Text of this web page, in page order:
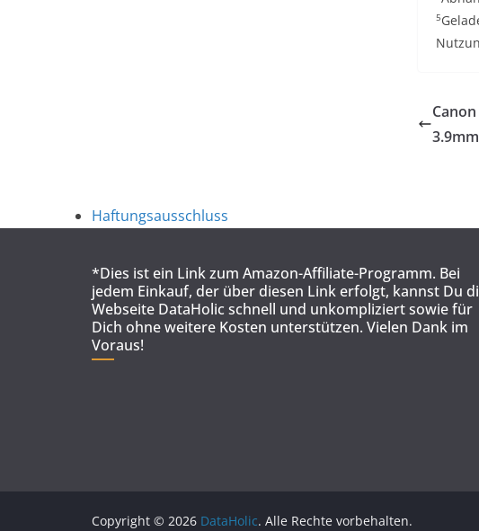
5
Haftungsausschluss
*Dies ist ein Link zum Amazon-Affiliate-Programm. Bei
jedem Einkauf, der über diesen Link erfolgt, kannst Du
Webseite DataHolic schnell und unkompliziert sowie für
Dich ohne weitere Kosten unterstützen. Vielen Dank im
Voraus!
Copyright © 2026 DataHolic. Alle Rechte vorbehalten.